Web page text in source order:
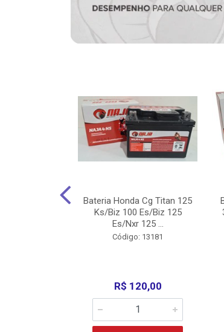
Bateria Honda Cg Titan 125
Ks/Biz 100 Es/Biz 125
Es/Nxr 125 ...
Código: 13181
R$ 120,00